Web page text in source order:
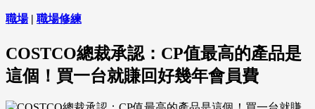
職場| 職場修練
COSTCO總裁承認：CP值最高的產品是
這個！買一台就賺回好幾年會員費